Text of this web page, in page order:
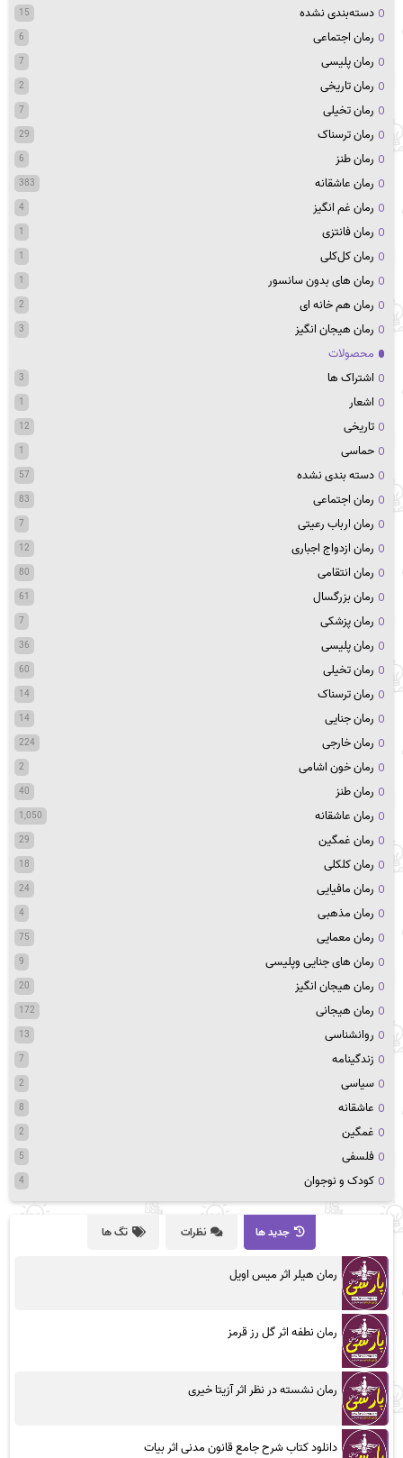
دسته‌بندی نشده 15
رمان اجتماعی 6
رمان پلیسی 7
رمان تاریخی 2
رمان تخیلی 7
رمان ترسناک 29
رمان طنز 6
رمان عاشقانه 383
رمان غم انگیز 4
رمان فانتزی 1
رمان کل‌کلی 1
رمان های بدون سانسور 1
رمان هم خانه ای 2
رمان هیجان انگیز 3
محصولات
اشتراک ها
3
اشعار 1
تاریخی 12
حماسی 1
دسته بندی نشده 57
رمان اجتماعی 83
رمان ارباب رعیتی 7
رمان ازدواج اجباری 12
رمان انتقامی 80
رمان بزرگسال 61
رمان پزشکی 7
رمان پلیسی 36
رمان تخیلی 60
رمان ترسناک 14
رمان جنایی 14
رمان خارجی 224
رمان خون اشامی 2
رمان طنز 40
رمان عاشقانه 1,050
رمان غمگین 29
رمان کلکلی 18
رمان مافیایی 24
رمان مذهبی 4
رمان معمایی 75
رمان های جنایی وپلیسی 9
رمان هیجان انگیز 20
رمان هیجانی 172
روانشناسی 13
زندگینامه 7
سیاسی 2
عاشقانه 8
غمگین 2
فلسفی 5
کودک و نوجوان 4
جدید ها نظرات تگ ها
رمان هیلر اثر میس اویل
رمان نطفه اثر گل رز قرمز
رمان نشسته در نظر اثر آزیتا خیری
دانلود کتاب شرح جامع قانون مدنی اثر بیات